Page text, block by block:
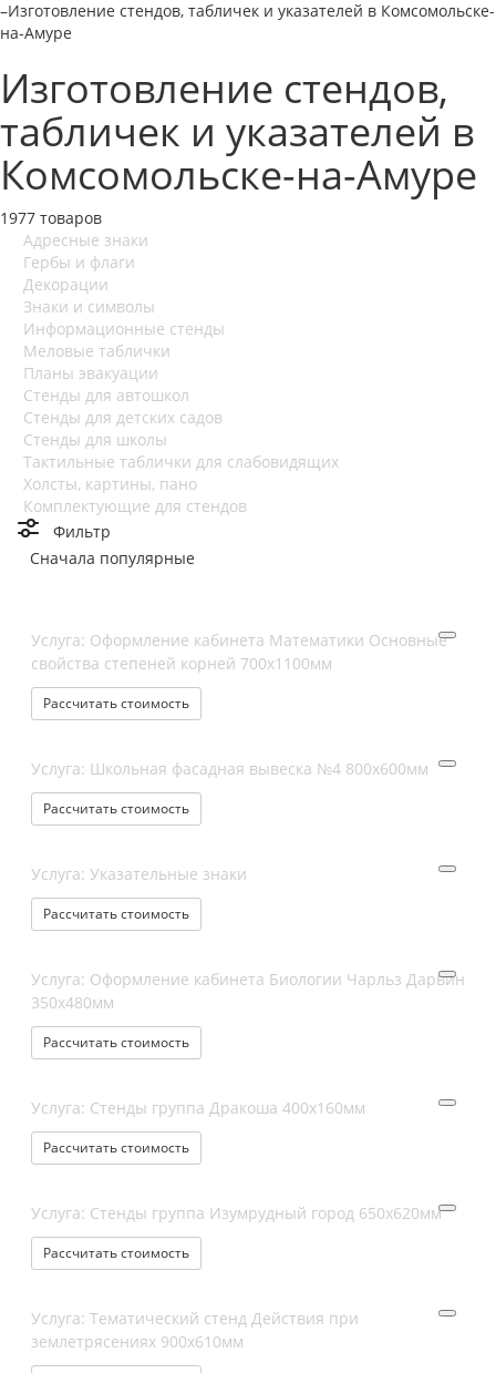
–Изготовление стендов, табличек и указателей в Комсомольске-
на-Амуре
Изготовление стендов,
табличек и указателей в
Комсомольске-на-Амуре
1977 товаров
Адресные знаки
Гербы и флаги
Декорации
Знаки и символы
Информационные стенды
Меловые таблички
Планы эвакуации
Стенды для автошкол
Стенды для детских садов
Стенды для школы
Тактильные таблички для слабовидящих
Холсты, картины, пано
Комплектующие для стендов
Фильтр
Сначала популярные
Услуга: Оформление кабинета Математики Основные
свойства степеней корней 700х1100мм
Рассчитать стоимость
Услуга: Школьная фасадная вывеска №4 800х600мм
Рассчитать стоимость
Услуга: Указательные знаки
Рассчитать стоимость
Услуга: Оформление кабинета Биологии Чарльз Дарвин
350х480мм
Рассчитать стоимость
Услуга: Стенды группа Дракоша 400х160мм
Рассчитать стоимость
Услуга: Стенды группа Изумрудный город 650х620мм
Рассчитать стоимость
Услуга: Тематический стенд Действия при
землетрясениях 900х610мм